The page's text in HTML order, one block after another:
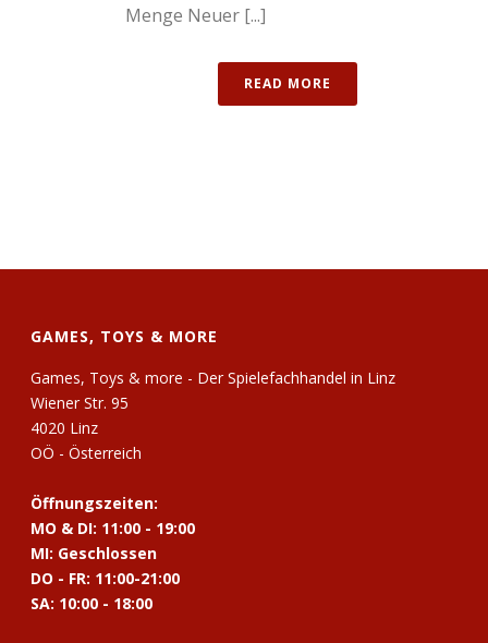
Menge Neuer [...]
READ MORE
GAMES, TOYS & MORE
Games, Toys & more - Der Spielefachhandel in Linz
Wiener Str. 95
4020 Linz
OÖ - Österreich
Öffnungszeiten:
MO & DI: 11:00 - 19:00
MI: Geschlossen
DO - FR: 11:00-21:00
SA: 10:00 - 18:00